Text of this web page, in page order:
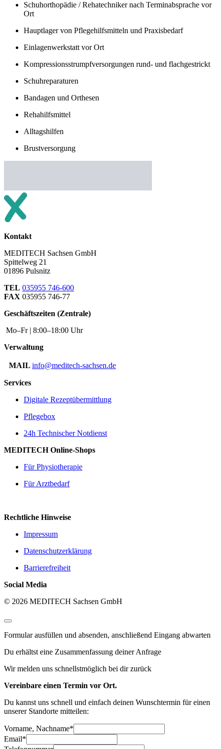
Schuhorthopädie / Rehatechniker nach Terminabsprache vor
Ort
Hauptlager von Pflegehilfsmitteln und Praxisbedarf
Einlagenwerkstatt vor Ort
Kompressionsstrumpfversorgungen rund- und flachgestrickt
Schuhreparaturen
Bandagen und Orthesen
Rehahilfsmittel
Alltagshilfen
Brustversorgung
Kontakt
MEDITECH Sachsen GmbH
Spittelweg 21
01896 Pulsnitz
TEL 035955 746-600
FAX 035955 746-77
Geschäftszeiten (Zentrale)
Mo–Fr | 8:00–18:00 Uhr
Verwaltung
MAIL info@meditech-sachsen.de
Services
Digitale Rezeptübermittlung
Pflegebox
24h Technischer Notdienst
MEDITECH Online-Shops
Für Physiotherapie
Für Arztbedarf
Rechtliche Hinweise
Impressum
Datenschutzerklärung
Barrierefreiheit
Social Media
© 2026 MEDITECH Sachsen GmbH
Formular ausfüllen und absenden, anschließend Eingang abwarten
Du erhältst eine Zusammenfassung deiner Anfrage
Wir melden uns schnellstmöglich bei dir zurück
Vereinbare einen Termin vor Ort.
Du kannst uns schnell und einfach deinen Wunschtermin für einen
unserer Standorte mitteilen:
Vorname, Nachname*
Email*